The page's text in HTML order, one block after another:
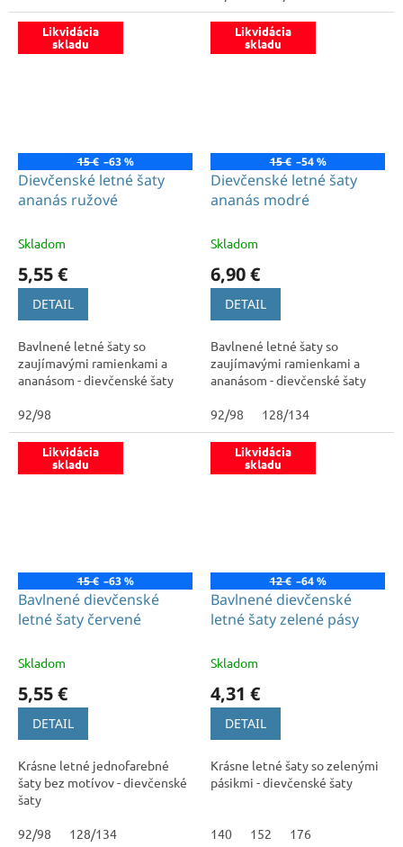
Likvidácia
skladu
15 € –63 %
Dievčenské letné šaty
ananás ružové
Skladom
5,55 €
DETAIL
Bavlnené letné šaty so
zaujímavými ramienkami a
ananásom - dievčenské šaty
92/98
Likvidácia
skladu
15 € –54 %
Dievčenské letné šaty
ananás modré
Skladom
6,90 €
DETAIL
Bavlnené letné šaty so
zaujímavými ramienkami a
ananásom - dievčenské šaty
92/98 128/134
Likvidácia
skladu
15 € –63 %
Bavlnené dievčenské
letné šaty červené
Skladom
5,55 €
DETAIL
Krásne letné jednofarebné
šaty bez motívov - dievčenské
šaty
92/98 128/134
Likvidácia
skladu
12 € –64 %
Bavlnené dievčenské
letné šaty zelené pásy
Skladom
4,31 €
DETAIL
Krásne letné šaty so zelenými
pásikmi - dievčenské šaty
140 152 176